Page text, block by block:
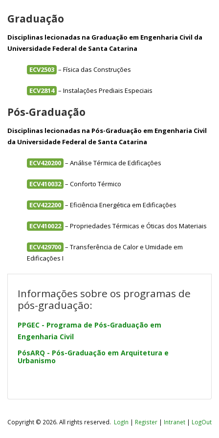
Graduação
Disciplinas lecionadas na Graduação em Engenharia Civil da
Universidade Federal de Santa Catarina
ECV2503 – Física das Construções
ECV2814 – Instalações Prediais Especiais
Pós-Graduação
Disciplinas lecionadas na Pós-Graduação em Engenharia Civil
da Universidade Federal de Santa Catarina
ECV420200 – Análise Térmica de Edificações
ECV410032 – Conforto Térmico
ECV422200 – Eficiência Energética em Edificações
ECV410022 – Propriedades Térmicas e Óticas dos Materiais
ECV429700 – Transferência de Calor e Umidade em
Edificações I
Informações sobre os programas de
pós-graduação:
PPGEC - Programa de Pós-Graduação em
Engenharia Civil
PósARQ - Pós-Graduação em Arquitetura e
Urbanismo
Copyright © 2026. All rights reserved. LogIn | Register | Intranet | LogOut